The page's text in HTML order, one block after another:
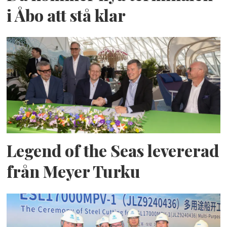
i Åbo att stå klar
Legend of the Seas levererad
från Meyer Turku